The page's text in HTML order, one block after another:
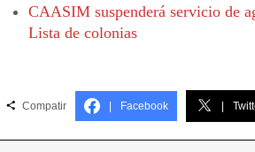
CAASIM suspenderá servicio de
Lista de colonias
Compatir Facebook